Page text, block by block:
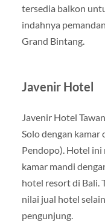
tersedia balkon
indahnya
Grand Bintang.
Javenir Hotel
Javenir Hotel
Solo dengan kamar
Pendopo). Hotel
kamar mandi
hotel resort di Bali.
nilai jual hotel
pengunjung.